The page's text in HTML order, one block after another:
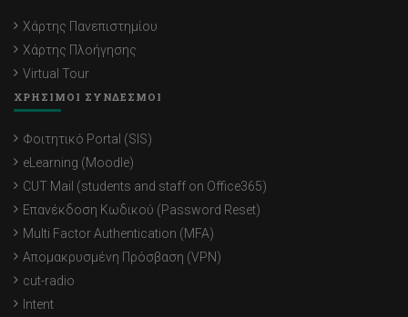
Χάρτης Πανεπιστημίου
Χάρτης Πλοήγησης
Virtual Tour
ΧΡΗΣΙΜΟΙ ΣΥΝΔΕΣΜΟΙ
Φοιτητικό Portal (SIS)
eLearning (Moodle)
CUT Mail (students and staff on Office365)
Επανέκδοση Κωδικού (Password Reset)
Multi Factor Authentication (MFA)
Απομακρυσμένη Πρόσβαση (VPN)
cut-radio
Intent